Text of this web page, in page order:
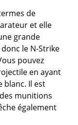
de
et elle
grande
le N-Strike
pouvez
en ayant
blanc. Il est
munitions
également